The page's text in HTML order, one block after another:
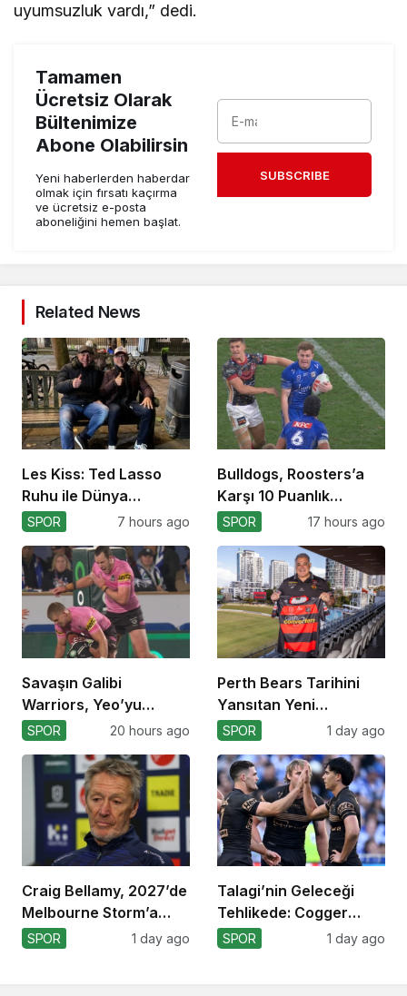
uyumsuzluk vardı,” dedi.
Tamamen
Ücretsiz Olarak
Bültenimize
Abone Olabilirsin
Yeni haberlerden haberdar
olmak için fırsatı kaçırma
ve ücretsiz e-posta
aboneliğini hemen başlat.
SUBSCRIBE
Related News
Les Kiss: Ted Lasso
Ruhu ile Dünya
Kupası’na
SPOR 7 hours ago
Bulldogs, Roosters’a
Karşı 10 Puanlık
Avantajı Yitirdi
SPOR 17 hours ago
Savaşın Galibi
Warriors, Yeo’yu
Kaybetti!
SPOR 20 hours ago
Perth Bears Tarihini
Yansıtan Yeni
Formasını Tanıttı
SPOR 1 day ago
Craig Bellamy, 2027’de
Melbourne Storm’a
Dönüyor!
SPOR 1 day ago
Talagi’nin Geleceği
Tehlikede: Cogger
Tercihi!
SPOR 1 day ago